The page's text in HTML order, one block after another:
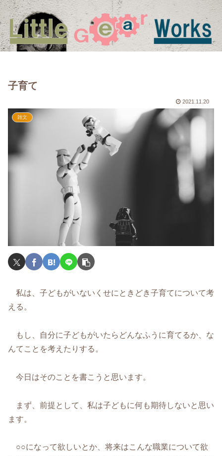
子育て
2021.11.20
雑文
私は、子どもがいないくせにときどき子育てについて考
える。
もし、自分に子どもがいたらどんなふうに育てるか、な
んてことを考えたりする。
今日はそのことを書こうと思います。
まず、前提として、私は子どもに何も期待しないと思い
ます。
○○になって欲しいとか、将来はこんな職業について欲